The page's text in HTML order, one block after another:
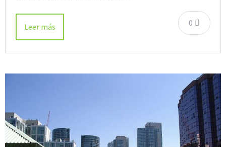
0
Leer más